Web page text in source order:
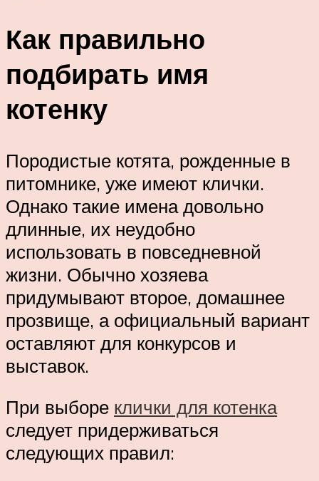
Как правильно
подбирать имя
котенку
Породистые котята, рожденные в
питомнике, уже имеют клички.
Однако такие имена довольно
длинные, их неудобно
использовать в повседневной
жизни. Обычно хозяева
придумывают второе, домашнее
прозвище, а официальный вариант
оставляют для конкурсов и
выставок.
При выборе клички для котенка
следует придерживаться
следующих правил: